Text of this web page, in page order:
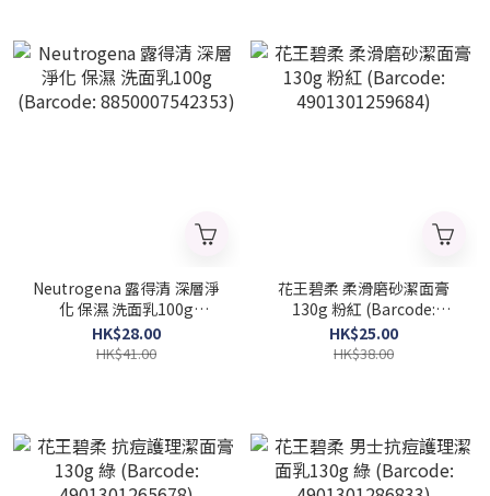
Neutrogena 露得清 深層淨
化 保濕 洗面乳100g
(Barcode: 8850007542353)
HK$28.00
HK$41.00
花王碧柔 柔滑磨砂潔面膏
130g 粉紅 (Barcode:
4901301259684)
HK$25.00
HK$38.00